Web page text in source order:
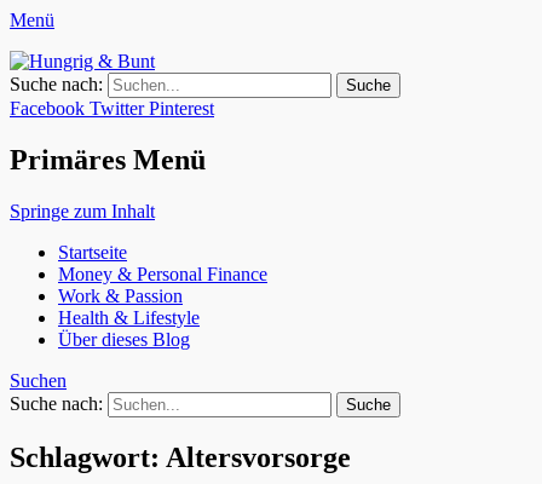
Menü
Hungrig & Bunt
Weil das Leben zu kurz ist für nur eine Berufung.
Suche nach:
Facebook Twitter Pinterest
Primäres Menü
Springe zum Inhalt
Startseite
Money & Personal Finance
Work & Passion
Health & Lifestyle
Über dieses Blog
Suchen
Suche nach:
Schlagwort: Altersvorsorge